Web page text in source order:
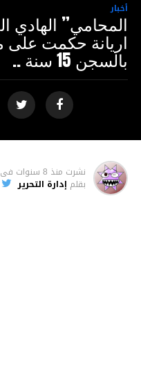
أخبار
المحامي” الهادي
اريانة حكمت على
بالسجن 15 سنة ..
نشرت منذ 8 سنوات فى
بقلم إدارة التحرير